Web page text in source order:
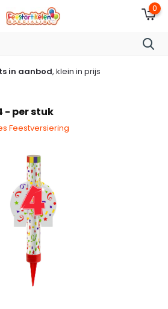
0
in aanbod, klein in prijs
- per stuk
Feestversiering